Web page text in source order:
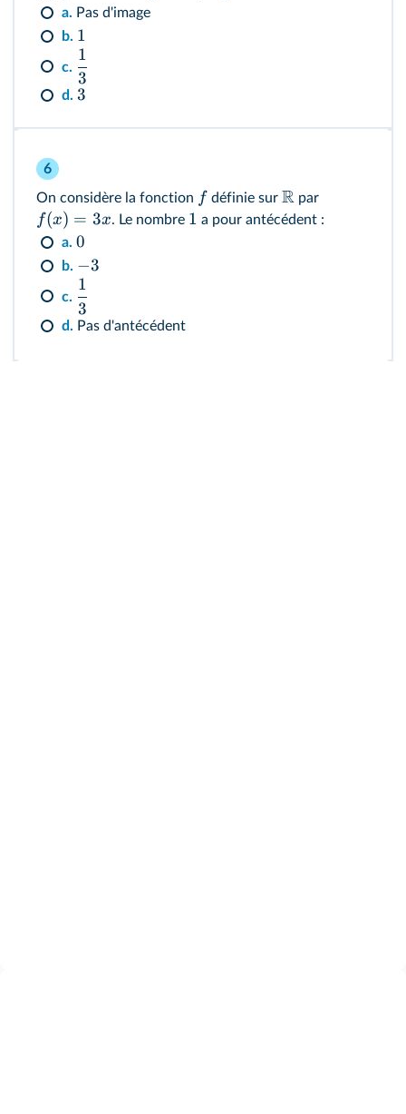
a. Pas d'image
b. 1
c.
3
1
d. 3
6
On considère la fonction f définie surR par
f(x) = 3x. Le nombre 1 a pour antécédent :
a. 0
b. −3
c.
3
1
d. Pas d'antécédent